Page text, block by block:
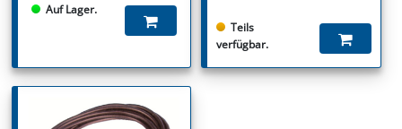
Auf Lager.
Teils
verfügbar.